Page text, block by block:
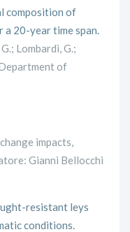
composition of
20-year time span.
Lombardi, G.;
of
impacts,
Gianni Bellocchi
resistant leys
conditions.